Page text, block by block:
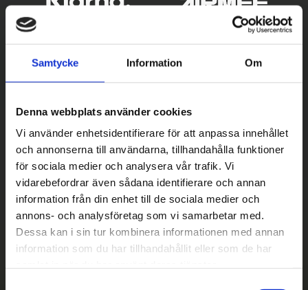
Samtycke Information Om
Denna webbplats använder cookies
Vi använder enhetsidentifierare för att anpassa innehållet
och annonserna till användarna, tillhandahålla funktioner
för sociala medier och analysera vår trafik. Vi
vidarebefordrar även sådana identifierare och annan
information från din enhet till de sociala medier och
annons- och analysföretag som vi samarbetar med.
Dessa kan i sin tur kombinera informationen med annan
information som du har tillhandahållit eller som de har
Betala säkert
|| Välj ||
Snabba leveranser
||
Eller ||
Hämta på lagret med/utan montering